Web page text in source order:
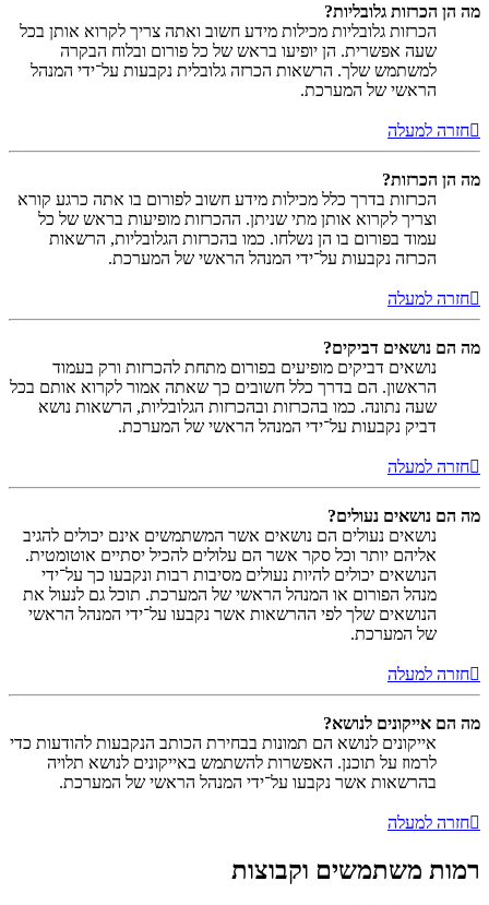
מה הן הכרזות גלובליות?
הכרזות גלובליות מכילות מידע חשוב ואתה צריך לקרוא אותן בכל
שעה אפשרית. הן יופיעו בראש של כל פורום ובלוח הבקרה
למשתמש שלך. הרשאות הכרזה גלובלית נקבעות על־ידי המנהל
הראשי של המערכת.
חזרה למעלה
מה הן הכרזות?
הכרזות בדרך כלל מכילות מידע חשוב לפורום בו אתה כרגע קורא
וצריך לקרוא אותן מתי שניתן. ההכרזות מופיעות בראש של כל
עמוד בפורום בו הן נשלחו. כמו בהכרזות הגלובליות, הרשאות
הכרזה נקבעות על־ידי המנהל הראשי של המערכת.
חזרה למעלה
מה הם נושאים דביקים?
נושאים דביקים מופיעים בפורום מתחת להכרזות ורק בעמוד
הראשון. הם בדרך כלל חשובים כך שאתה אמור לקרוא אותם בכל
שעה נתונה. כמו בהכרזות ובהכרזות הגלובליות, הרשאות נושא
דביק נקבעות על־ידי המנהל הראשי של המערכת.
חזרה למעלה
מה הם נושאים נעולים?
נושאים נעולים הם נושאים אשר המשתמשים אינם יכולים להגיב
אליהם יותר וכל סקר אשר הם עלולים להכיל יסתיים אוטומטית.
הנושאים יכולים להיות נעולים מסיבות רבות ונקבעו כך על־ידי
מנהל הפורום או המנהל הראשי של המערכת. תוכל גם לנעול את
הנושאים שלך לפי ההרשאות אשר נקבעו על־ידי המנהל הראשי
של המערכת.
חזרה למעלה
מה הם אייקונים לנושא?
אייקונים לנושא הם תמונות בבחירת הכותב הנקבעות להודעות כדי
לרמוז על תוכנן. האפשרות להשתמש באייקונים לנושא תלויה
בהרשאות אשר נקבעו על־ידי המנהל הראשי של המערכת.
חזרה למעלה
רמות משתמשים וקבוצות